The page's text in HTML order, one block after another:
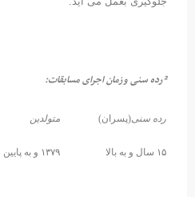
بعمل می آید.
رده سنی وزمان اجرای مسابقات:
سنی(پسران)